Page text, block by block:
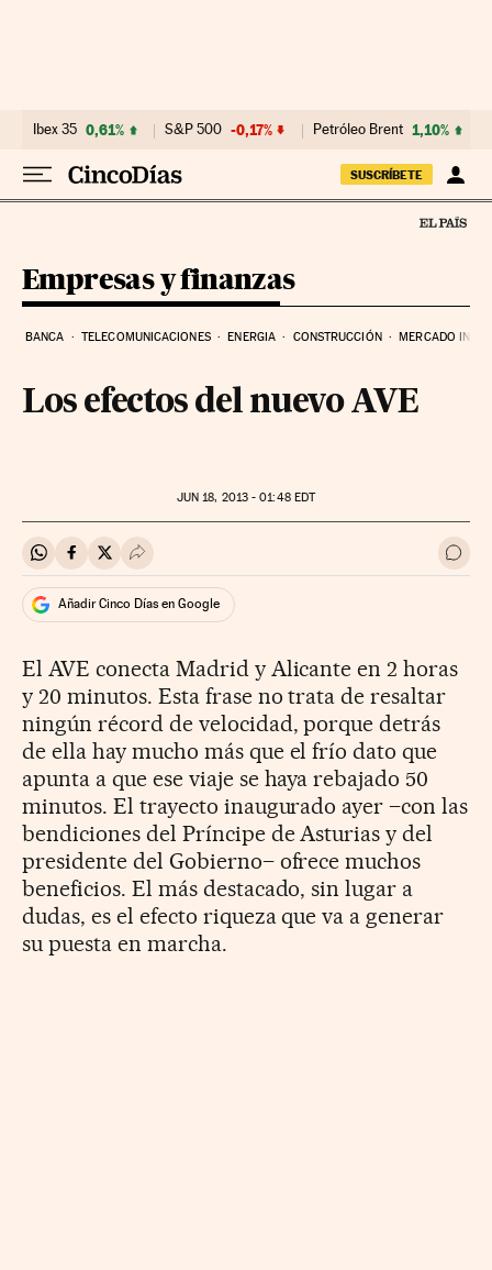
Ibex 35 0,61% S&P 500 -0,17% Petróleo Brent 1,10%
SUSCRÍBETE
Empresas y finanzas
BANCA TELECOMUNICACIONES ENERGIA CONSTRUCCIÓN MERCADO
Los efectos del nuevo AVE
JUN 18, 2013 - 01:48EDT
Compartir en Whatsapp
Compartir en Facebook
Compartir en Twitter
Desplegar Redes Sociales Ir a
Añadir Cinco Días en Google
El AVE conecta Madrid y Alicante en 2 horas
y 20 minutos. Esta frase no trata de resaltar
ningún récord de velocidad, porque detrás
de ella hay mucho más que el frío dato que
apunta a que ese viaje se haya rebajado 50
minutos. El trayecto inaugurado ayer –con las
bendiciones del Príncipe de Asturias y del
presidente del Gobierno– ofrece muchos
beneficios. El más destacado, sin lugar a
dudas, es el efecto riqueza que va a generar
su puesta en marcha.